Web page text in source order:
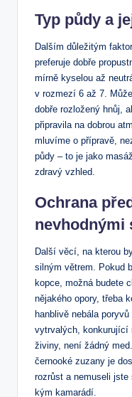
Typ půdy a
Dalším důležitým
preferuje dobře
mírně kyselou až
v rozmezí 6 až 7.
dobře rozložený hnůj,
připravila na dobrou
mluvíme o přípravě,
půdy – to je jako
zdravý vzhled.
Ochrana
nevhodnými
Další věcí, na kterou
silným větrem. Pokud
kopce, možná budete
nějakého opory, třeba
hanblivě nebála
vytrvalých, konkurující
živiny, není žádný
černooké zuzany je
rozrůst a nemuseli
kým kamarádí.